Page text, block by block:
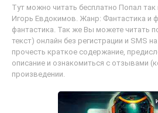
Тут можно читать бесплатно Попал
Игорь Евдокимов. Жанр: Фантастика и
фантастика. Так же Вы можете читать
текст) онлайн без регистрации и SMS
прочесть краткое содержание,
описание и ознакомиться с отзывами
произведении.